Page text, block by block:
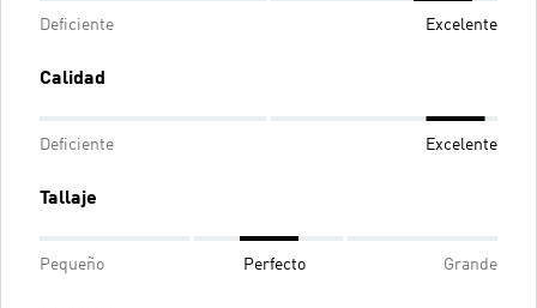
Deficiente Excelente
Calidad
Deficiente Excelente
Tallaje
Pequeño Perfecto Grande